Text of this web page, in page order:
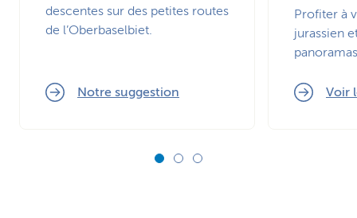
descentes sur des petites routes
de l’Oberbaselbiet.
Notre suggestion
Profiter à
jurassien
Voir